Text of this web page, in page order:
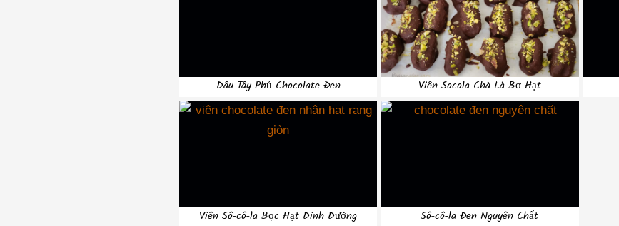
Dâu Tây Phủ Chocolate Đen Viên Socola Chà Là Bơ Hạt
Viên Sô-cô-la Bọc Hạt Dinh Dưỡng Sô-cô-la Đen Nguyên Chất